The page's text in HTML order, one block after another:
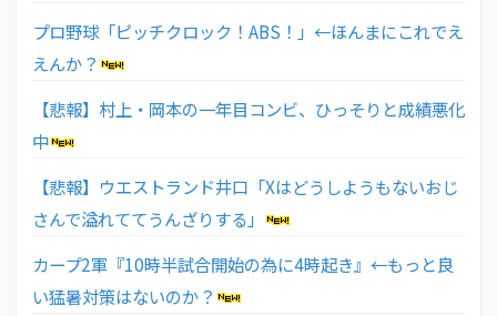
プロ野球「ピッチクロック！ABS！」←ほんまにこれでえ
えんか？
【悲報】村上・岡本の一年目コンビ、ひっそりと成績悪化
中
【悲報】ウエストランド井口「Xはどうしようもないおじ
さんで溢れててうんざりする」
カープ2軍『10時半試合開始の為に4時起き』←もっと良
い猛暑対策はないのか？